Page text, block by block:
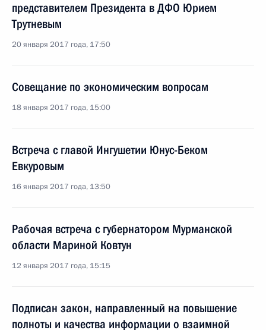
представителем Президента в ДФО Юрием
Трутневым
20 января 2017 года, 17:50
Совещание по экономическим вопросам
18 января 2017 года, 15:00
Встреча с главой Ингушетии Юнус-Беком
Евкуровым
16 января 2017 года, 13:50
Рабочая встреча с губернатором Мурманской
области Мариной Ковтун
12 января 2017 года, 15:15
Подписан закон, направленный на повышение
полноты и качества информации о взаимной